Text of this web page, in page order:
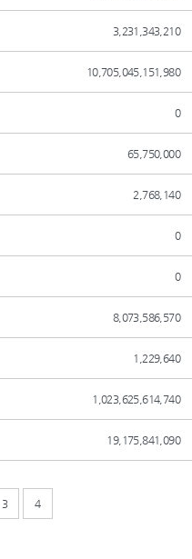
3,231,343,210
10,705,045,151,980
0
65,750,000
2,768,140
0
0
8,073,586,570
1,229,640
1,023,625,614,740
19,175,841,090
3 4